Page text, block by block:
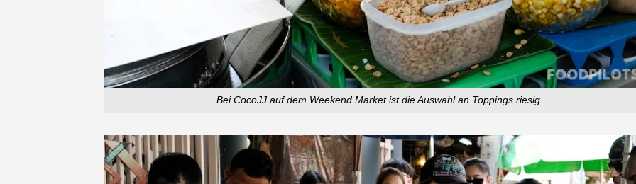
Bei CocoJJ auf dem Weekend Market ist die Auswahl an Toppings riesig